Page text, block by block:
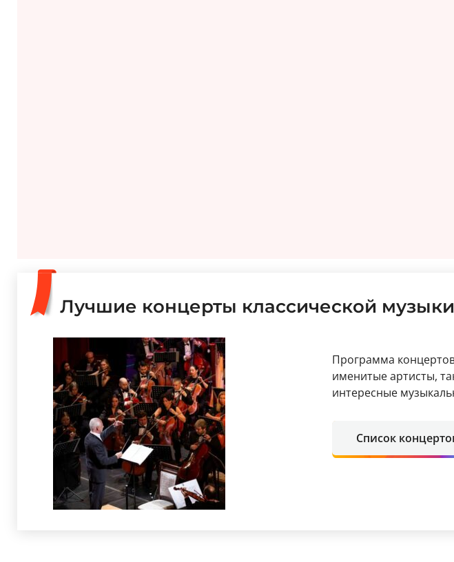
Лучшие концерты классической музыки
Программа
именитые артисты,
интересные
Список